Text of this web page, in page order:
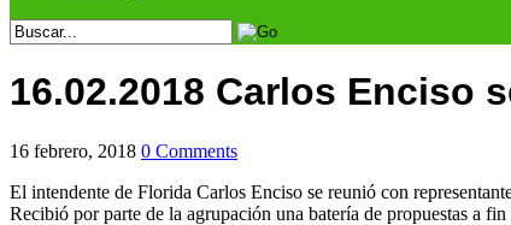
16.02.2018 Carlos Enciso
16 febrero, 2018 0 Comments
El intendente de Florida Carlos Enciso se reunió con
Recibió por parte de la agrupación una batería de propuestas a